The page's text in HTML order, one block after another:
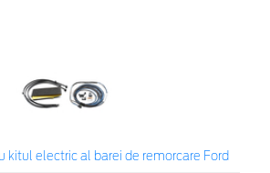
kitul electric al barei de remorcare Ford